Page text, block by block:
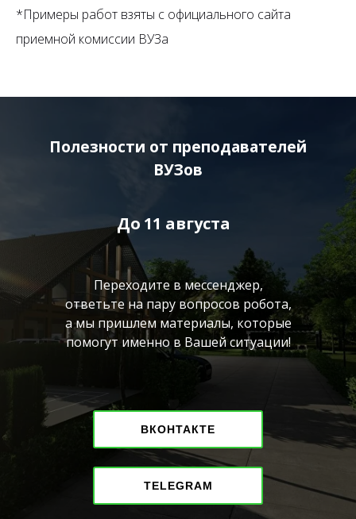
*Примеры работ взяты с официального сайта
приемной комиссии ВУЗа
Полезности от преподавателей
ВУЗов
Переходите в мессенджер,
ответьте на пару вопросов робота,
а мы пришлем материалы, которые
помогут именно в Вашей ситуации!
ВКОНТАКТЕ
11 августа
До
TELEGRAM